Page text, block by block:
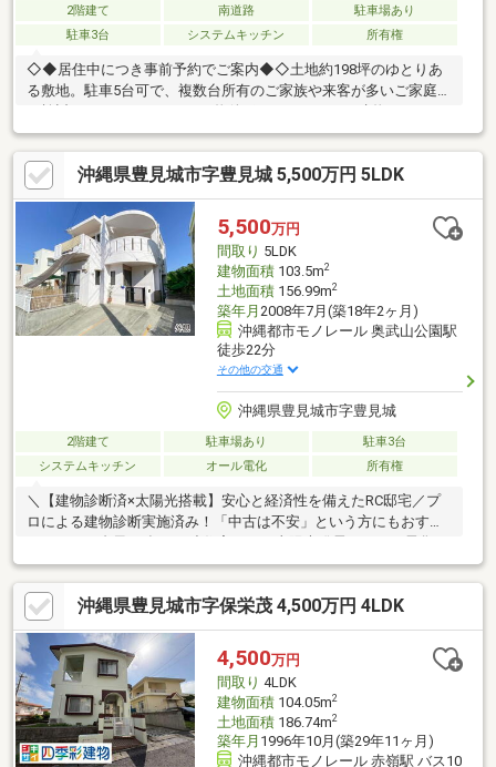
2階建て 南道路
駐車場あり
駐車3台
システムキッチン 所有権
◇◆居住中につき事前予約でご案内◆◇土地約198坪のゆとりあ
る敷地。駐車5台可で、複数台所有のご家族や来客が多いご家庭に
｜RCB造2階建庭部分も含め、敷地の使い方を現地で確認できます
□周辺環境□阿波根バス停徒歩4分｜業務スーパー糸満店徒歩３分□
中古戸建の確認ポイント□室内状態や購入後に整えたい箇所も、
現地で確認しながらご相談いただけます。【住宅ローン相談可】
月々のお支払い目安・自己資金・諸費用もご相談ください
沖縄県豊見城市字豊見城 5,500万円 5LDK
5,500万円
間取り 5LDK
建物面積103.5m2
土地面積156.99m2
築年月 2008年7月(築18年2ヶ月)
沖縄都市モノレール 奥武山公園駅
徒歩22分
その他の交通
沖縄県豊見城市字豊見城
2階建て 駐車場あり
駐車3台
システムキッチン
オール電化 所有権
＼【建物診断済×太陽光搭載】安心と経済性を備えたRC邸宅／プ
ロによる建物診断実施済み！「中古は不安」という方にもおすす
めできる、台風に強いRC造住宅です。太陽光発電とオール電化に
より、昨今の電気代高騰から家計をしっかり守ります。5LDKのゆ
とりある空間は、二世帯同居やテレワークにも対応。休日はお庭
でBBQ、駐車場は3台確保と、沖縄の家族時間を満喫できる条件が
揃っています。■2023年10月 インスペクション（建物診断）実施
済み■令和5年度固定資産税：133300円■オール電化住宅、太陽光
パネル設置あり
沖縄県豊見城市字保栄茂 4,500万円 4LDK
4,500万円
間取り 4LDK
建物面積104.05m2
土地面積186.74m2
築年月 1996年10月(築29年11ヶ月)
沖縄都市モノレール 赤嶺駅 バス10